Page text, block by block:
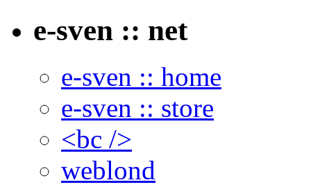
e-sven :: net
e-sven :: home
e-sven :: store
<bc />
weblond